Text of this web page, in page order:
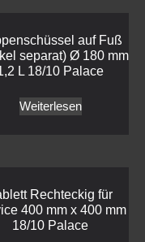
auf Fuß
separat) Ø 180 mm
L 18/10 Palace
Weiterlesen
Rechteckig für
400 mm x 400 mm
18/10 Palace